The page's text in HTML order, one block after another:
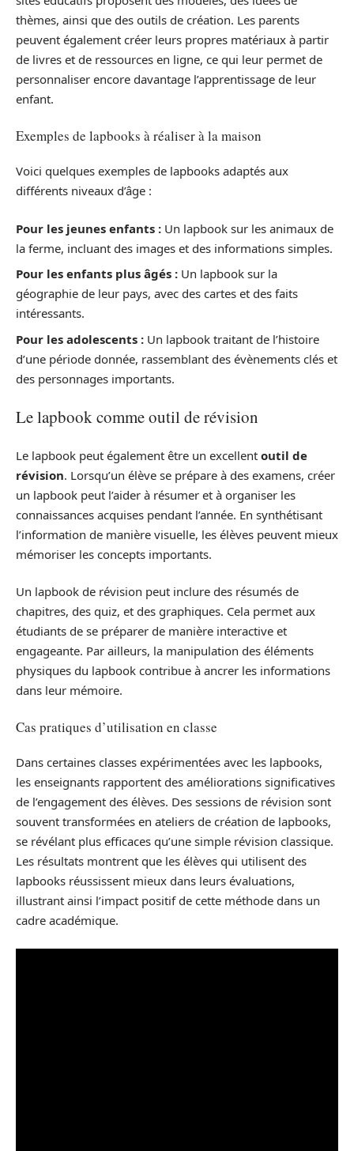
thèmes, ainsi que des outils de création. Les parents
peuvent également créer leurs propres matériaux à partir
de livres et de ressources en ligne, ce qui leur permet de
personnaliser encore davantage l’apprentissage de leur
enfant.
Exemples de lapbooks à réaliser à la maison
Voici quelques exemples de lapbooks adaptés aux
différents niveaux d’âge :
Pour les jeunes enfants : Un lapbook sur les animaux de
la ferme, incluant des images et des informations simples.
Pour les enfants plus âgés : Un lapbook sur la
géographie de leur pays, avec des cartes et des faits
intéressants.
Pour les adolescents : Un lapbook traitant de l’histoire
d’une période donnée, rassemblant des évènements clés et
des personnages importants.
Le lapbook comme outil de révision
Le lapbook peut également être un excellent outil de
révision. Lorsqu’un élève se prépare à des examens, créer
un lapbook peut l’aider à résumer et à organiser les
connaissances acquises pendant l’année. En synthétisant
l’information de manière visuelle, les élèves peuvent mieux
mémoriser les concepts importants.
Un lapbook de révision peut inclure des résumés de
chapitres, des quiz, et des graphiques. Cela permet aux
étudiants de se préparer de manière interactive et
engageante. Par ailleurs, la manipulation des éléments
physiques du lapbook contribue à ancrer les informations
dans leur mémoire.
Cas pratiques d’utilisation en classe
Dans certaines classes expérimentées avec les lapbooks,
les enseignants rapportent des améliorations significatives
de l’engagement des élèves. Des sessions de révision sont
souvent transformées en ateliers de création de lapbooks,
se révélant plus efficaces qu’une simple révision classique.
Les résultats montrent que les élèves qui utilisent des
lapbooks réussissent mieux dans leurs évaluations,
illustrant ainsi l’impact positif de cette méthode dans un
cadre académique.